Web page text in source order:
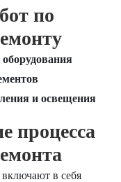
по
и освещения
процесса
в себя